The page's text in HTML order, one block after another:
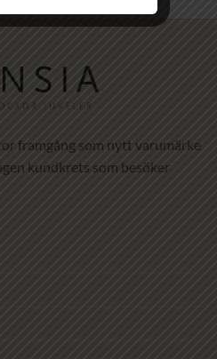
framgång som nytt varumärke
kundkrets som besöker